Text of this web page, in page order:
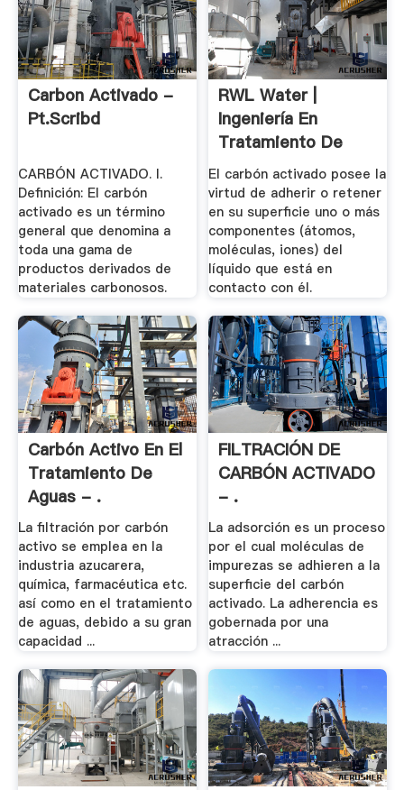
Carbon Activado -
Pt.scribd
CARBÓN ACTIVADO. I.
Definición: El carbón
activado es un término
general que denomina a
toda una gama de
productos derivados de
materiales carbonosos.
RWL Water |
Ingeniería En
Tratamiento De
Agua
El carbón activado posee la
virtud de adherir o retener
en su superficie uno o más
componentes (átomos,
moléculas, iones) del
líquido que está en
contacto con él.
Carbón Activo En El
Tratamiento De
Aguas - .
La filtración por carbón
activo se emplea en la
industria azucarera,
química, farmacéutica etc.
así como en el tratamiento
de aguas, debido a su gran
capacidad ...
FILTRACIÓN DE
CARBÓN ACTIVADO
- .
La adsorción es un proceso
por el cual moléculas de
impurezas se adhieren a la
superficie del carbón
activado. La adherencia es
gobernada por una
atracción ...